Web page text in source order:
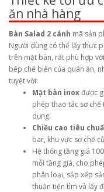
ăn nhà hàng
Bàn Salad 2 cánh mã sản
Người dùng có thể lấy thực
trên mặt bàn, rất phù hợp
bếp chế biến của quán ăn,
tuyệt vời:
Mặt bàn inoxđược
phép thao tác sơ
dụng.
Chiều cao tiêu
bar, khu vực sơ chế
Hệ thống tầng giá
mỗi tầng giá, cho
phân loại, sắp xếp
thuận tiện tìm và lấy